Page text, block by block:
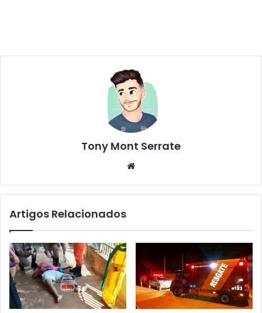
Tony Mont Serrate
te
Artigos Relacionados